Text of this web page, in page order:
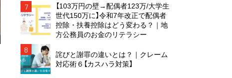
7
【103万円の壁→配偶者123万/大学生
世代150万に】令和7年改正で配偶者
控除・扶養控除はどう変わる？｜地
方公務員のお金のリテラシー
8
詫びと謝罪の違いとは？｜クレーム
対応術６【カスハラ対策】